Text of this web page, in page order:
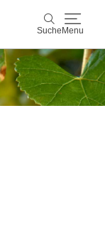
Suche Menu
Suche